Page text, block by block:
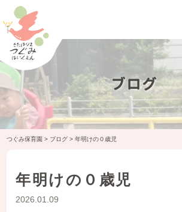
ブログ
つぐみ保育園 > ブログ >年明けの０歳児
年明けの０歳児
2026.01.09